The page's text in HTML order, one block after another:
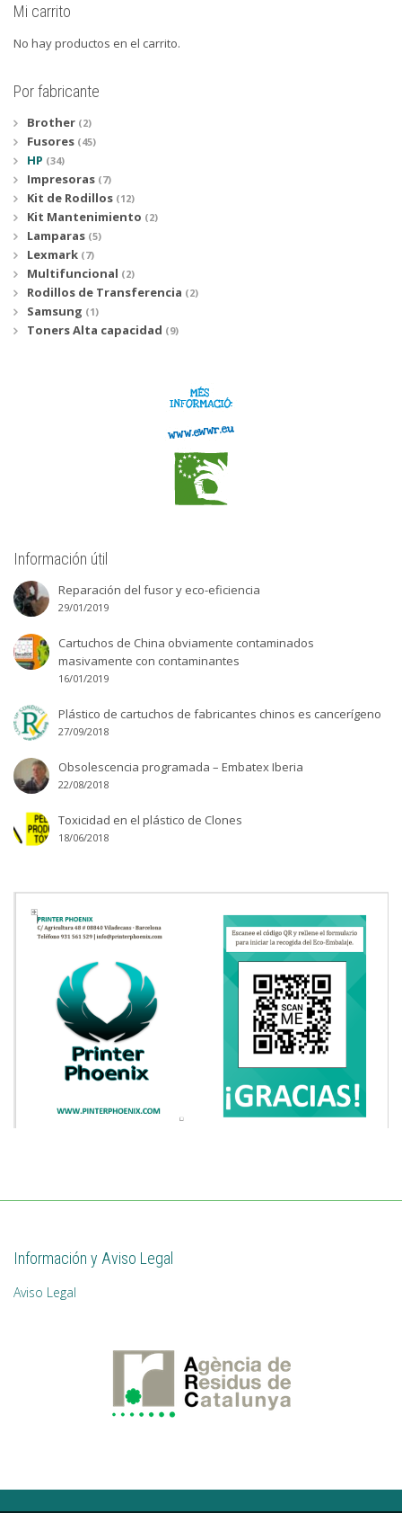
Mi carrito
No hay productos en el carrito.
Por fabricante
Brother (2)
Fusores (45)
HP (34)
Impresoras (7)
Kit de Rodillos (12)
Kit Mantenimiento (2)
Lamparas (5)
Lexmark (7)
Multifuncional (2)
Rodillos de Transferencia (2)
Samsung (1)
Toners Alta capacidad (9)
Información útil
Reparación del fusor y eco-eficiencia
29/01/2019
Cartuchos de China obviamente contaminados
masivamente con contaminantes
16/01/2019
Plástico de cartuchos de fabricantes chinos es cancerígeno
27/09/2018
Obsolescencia programada – Embatex Iberia
22/08/2018
Toxicidad en el plástico de Clones
18/06/2018
Información y Aviso Legal
Aviso Legal